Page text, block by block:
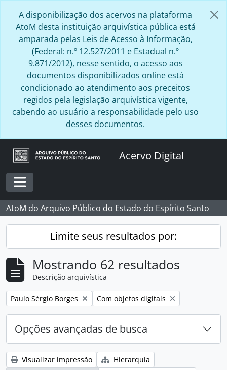
A disponibilização dos acervos na plataforma
AtoM desta instituição arquivística pública está
amparada pelas Leis de Acesso à Informação,
(Federal: n.º 12.527/2011 e Estadual n.º
9.871/2012), nesse sentido, o acesso aos
documentos disponibilizados online está
condicionado ao atendimento aos preceitos
regidos pela legislação arquivística vigente,
cabendo ao usuário a responsabilidade pelo uso
desses documentos.
Acervo Digital
Toggle navigation
AtoM do Arquivo Público do Estado do Espírito Santo
Limite seus resultados por:
Mostrando 62 resultados
Descrição arquivística
Remover filtro:
Paulo Sérgio Borges Remover filtro:
Com objetos digitais
Opções avançadas de busca
Visualizar impressão
Hierarquia